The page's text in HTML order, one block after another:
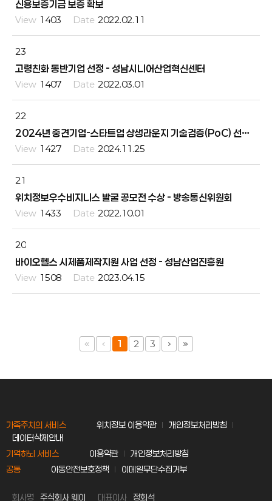
신용보증기금 보증 확보
1403 2022.02.11
23
고령친화 동반기업 선정 - 성남시니어산업혁신센터
1407 2022.03.01
22
2024년 중견기업-스타트업 상생라운지 기술검증(PoC) 선정 - 한국산업지능화협회
1427 2024.11.25
21
위치정보우수비지니스 발굴 공모전 수상 - 방송통신위원회
1433 2022.10.01
20
바이오헬스 시제품제작지원 사업 선정 - 성남산업진흥원
1508 2023.04.15
1 2 3
가족주치의 서비스 위치정보 이용약관
개인정보처리방침
데이터삭제안내
기억하뇌 서비스
이용약관
개인정보처리방침
공통
아동안전보호정책 이메일무단수집거부
회사명 주식회사 웨이 대표이사 정회석